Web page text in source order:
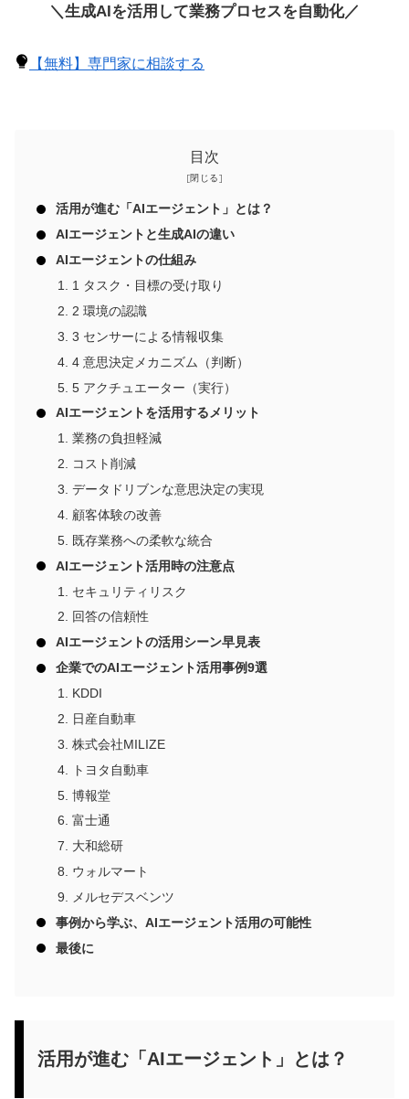
＼生成AIを活用して業務プロセスを自動化／
【無料】専門家に相談する
目次
活用が進む「AIエージェント」とは？
AIエージェントと生成AIの違い
AIエージェントの仕組み
1 タスク・目標の受け取り
2 環境の認識
3 センサーによる情報収集
4 意思決定メカニズム（判断）
5 アクチュエーター（実行）
AIエージェントを活用するメリット
業務の負担軽減
コスト削減
データドリブンな意思決定の実現
顧客体験の改善
既存業務への柔軟な統合
AIエージェント活用時の注意点
セキュリティリスク
回答の信頼性
AIエージェントの活用シーン早見表
企業でのAIエージェント活用事例9選
KDDI
日産自動車
株式会社MILIZE
トヨタ自動車
博報堂
富士通
大和総研
ウォルマート
メルセデスベンツ
事例から学ぶ、AIエージェント活用の可能性
最後に
活用が進む「AIエージェント」とは？